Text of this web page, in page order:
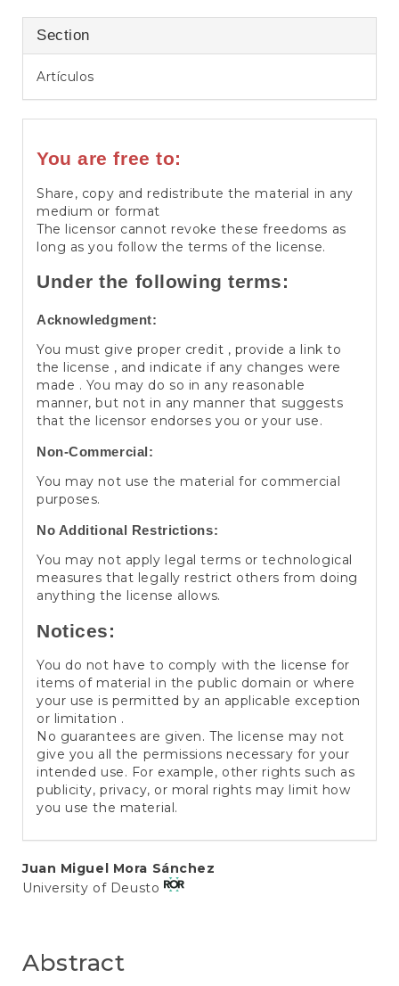
Section
Artículos
You are free to:
Share, copy and redistribute the material in any
medium or format
The licensor cannot revoke these freedoms as
long as you follow the terms of the license.
Under the following terms:
Acknowledgment:
You must give proper credit , provide a link to
the license , and indicate if any changes were
made . You may do so in any reasonable
manner, but not in any manner that suggests
that the licensor endorses you or your use.
Non-Commercial:
You may not use the material for commercial
purposes.
No Additional Restrictions:
You may not apply legal terms or technological
measures that legally restrict others from doing
anything the license allows.
Notices:
You do not have to comply with the license for
items of material in the public domain or where
your use is permitted by an applicable exception
or limitation .
No guarantees are given. The license may not
give you all the permissions necessary for your
intended use. For example, other rights such as
publicity, privacy, or moral rights may limit how
you use the material.
Main
Article
Juan Miguel Mora Sánchez
University of Deusto
Abstract